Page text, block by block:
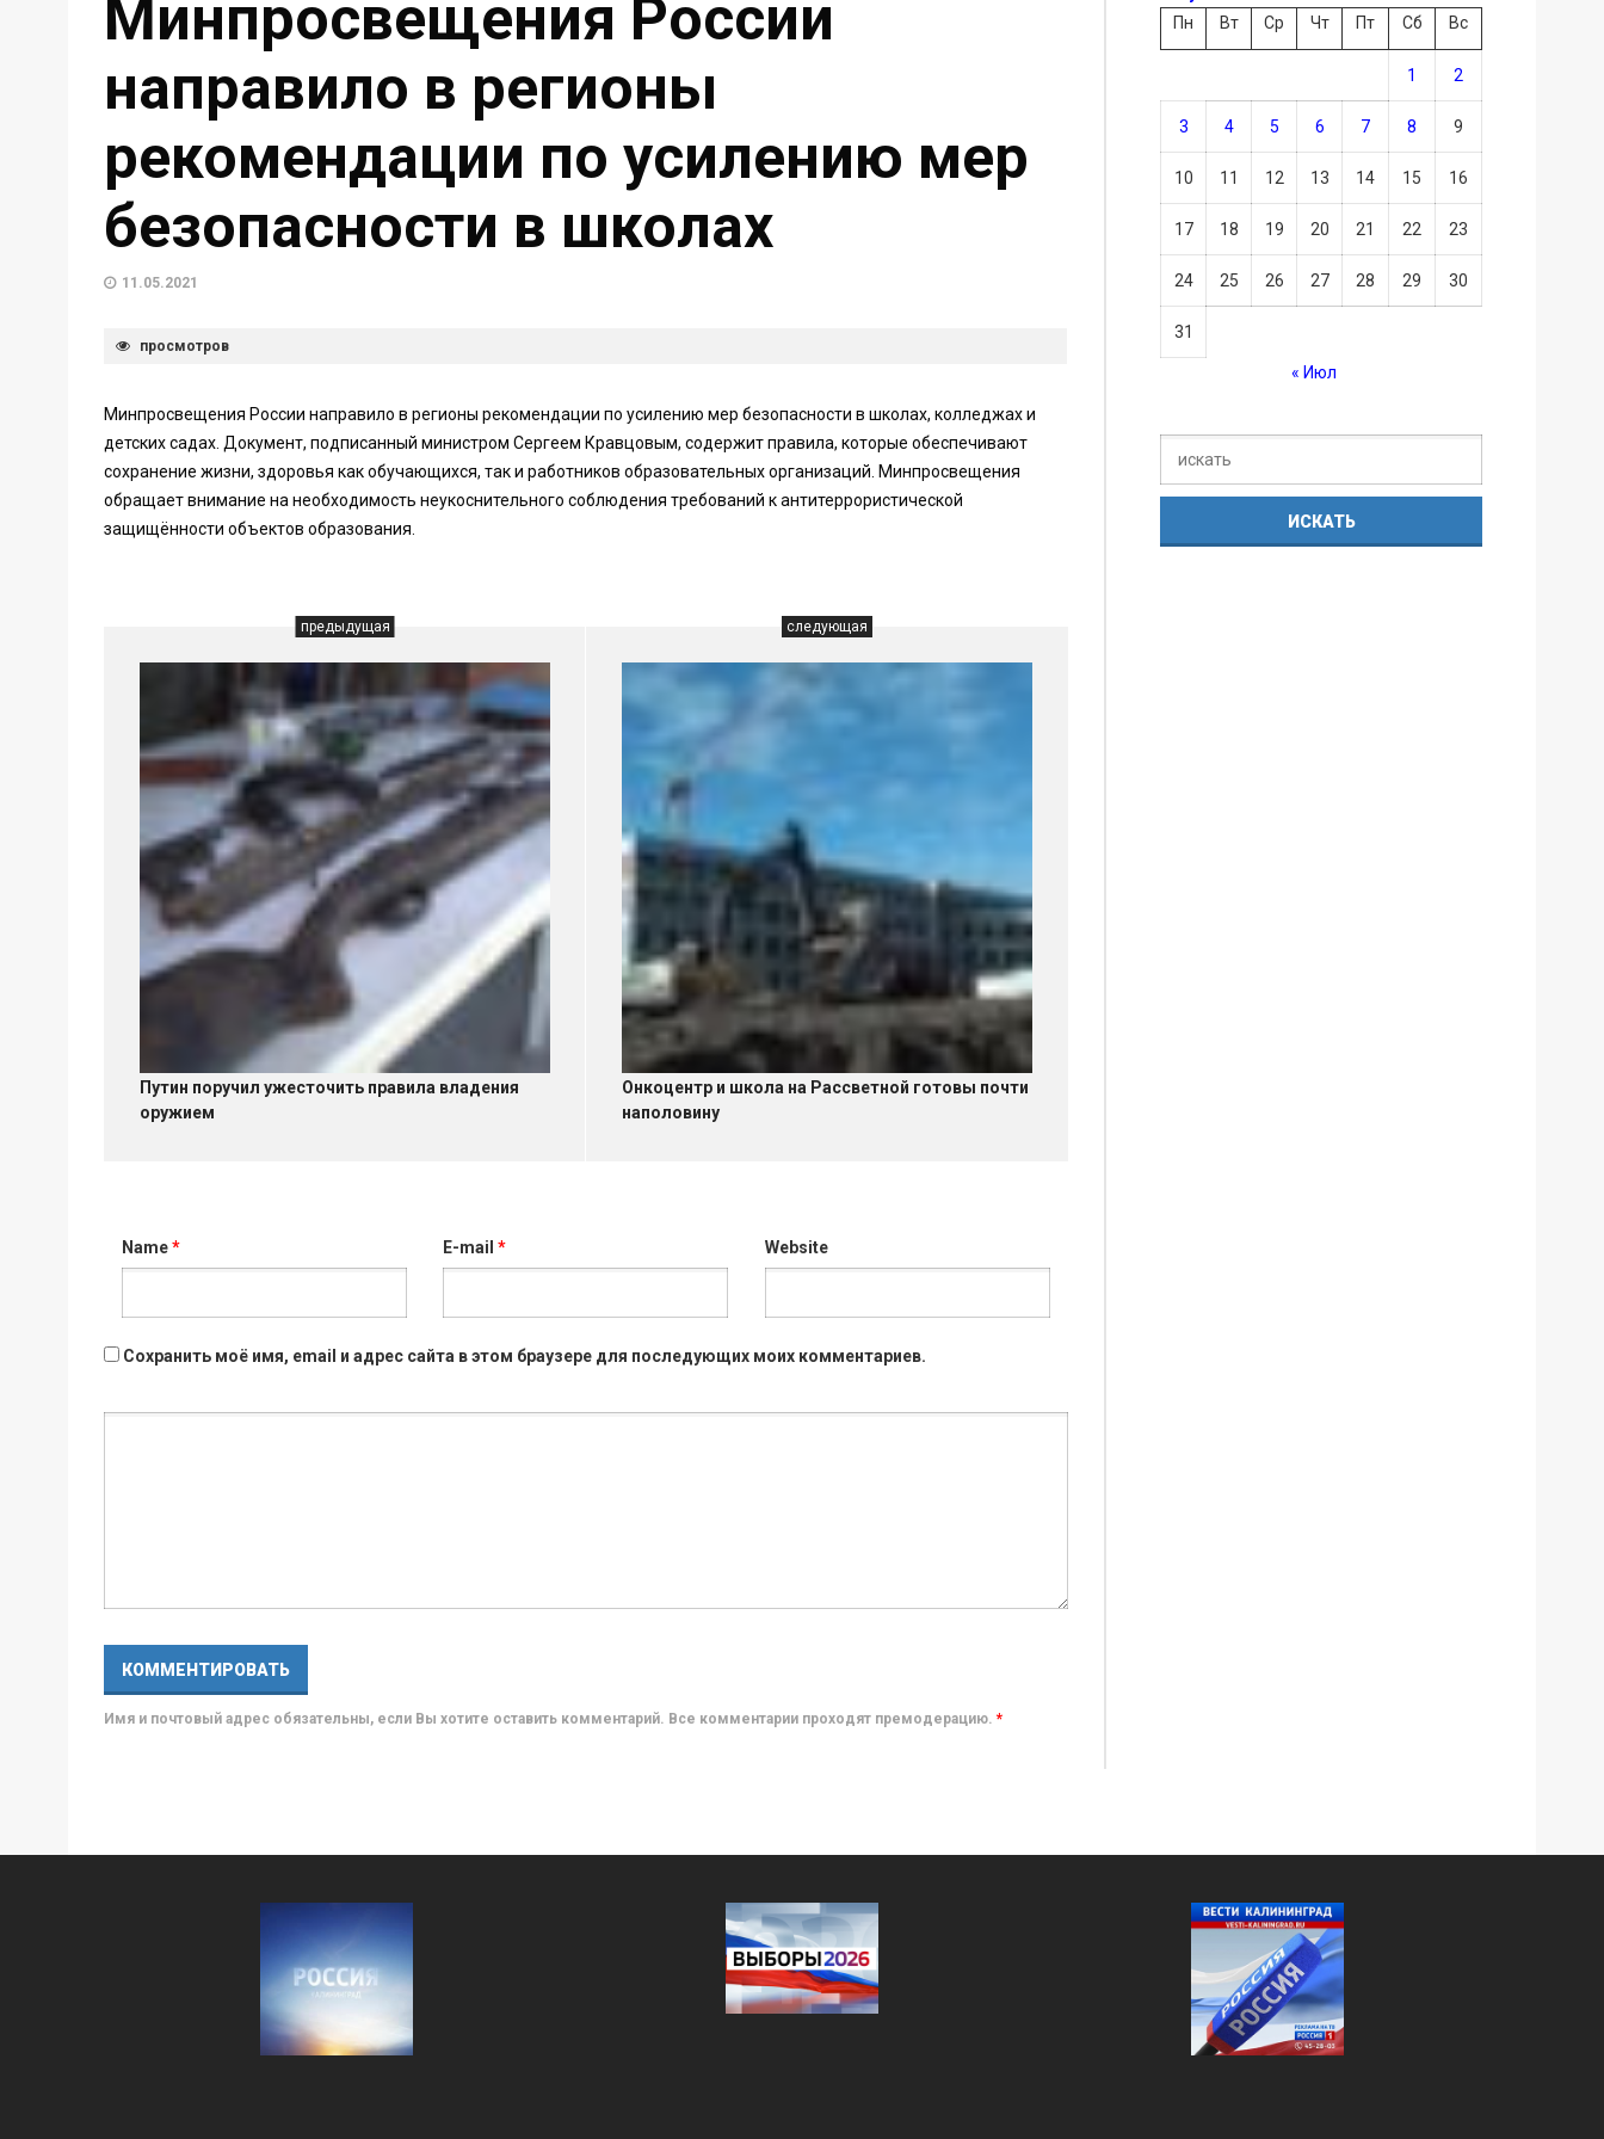
Минпросвещения России
направило в регионы
рекомендации по усилению мер
безопасности в школах
11.05.2021
просмотров
Минпросвещения России направило в регионы рекомендации по усилению мер безопасности в школах, колледжах и
детских садах. Документ, подписанный министром Сергеем Кравцовым, содержит правила, которые обеспечивают
сохранение жизни, здоровья как обучающихся, так и работников образовательных организаций. Минпросвещения
обращает внимание на необходимость неукоснительного соблюдения требований к антитеррористической
защищённости объектов образования.
предыдущая
Путин поручил ужесточить правила владения
оружием
следующая
Онкоцентр и школа на Рассветной готовы почти
наполовину
Name* E-mail* Website
Сохранить моё имя, email и адрес сайта в этом браузере для последующих моих комментариев.
Имя и почтовый адрес обязательны, если Вы хотите оставить комментарий. Все комментарии проходят премодерацию. *
Пн
Вт Ср Чт Пт Сб Вс
1 2
3 4 5 6 7 8 9
10 11 12 13 14 15 16
17 18 19 20 21 22 23
24 25 26 27 28 29 30
31
« Июл